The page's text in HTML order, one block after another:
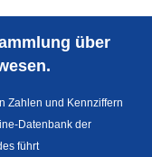
über
Zahlen und Kennziffern
Datenbank der
führt